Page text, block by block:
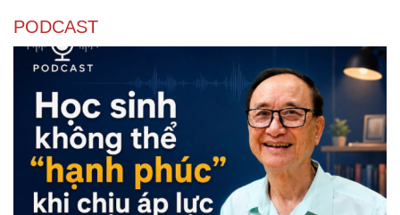
Dinh dưỡng - món ngon
Sản phụ khoa
Nhi khoa
Nam khoa
Làm đẹp - giảm cân
Phòng mạch online
Ăn sạch sống khỏe
Tình yêu - Gia đình
PODCAST